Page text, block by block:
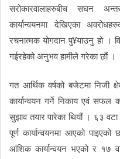
सरोकारवालाहरुबीच सघन
कार्यान्वयनमा देखिएका
रचनात्मक योगदान पु¥याउनु हो ।
गईरहेको अनुभव हामीले गरेका छौं ।
गत आर्थिक वर्षको बजेटमा निजी
कार्यान्वयन गर्ने निकाय एवं सफल
सुझाव तयार पारेका थियौं । ६३
पूर्ण कार्यान्वयनमा आएको
आंशिक कार्यान्वयन भएको र १७